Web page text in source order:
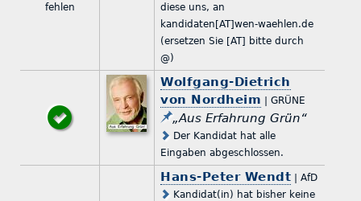
fehlen
diese uns, an
kandidaten[AT]wen-waehlen.de
(ersetzen Sie [AT] bitte durch
@)
Wolfgang-Dietrich
von Nordheim | GRÜNE
„Aus Erfahrung Grün“
Der Kandidat hat alle
Eingaben abgeschlossen.
Hans-Peter Wendt | AfD
Kandidat(in) hat bisher keine